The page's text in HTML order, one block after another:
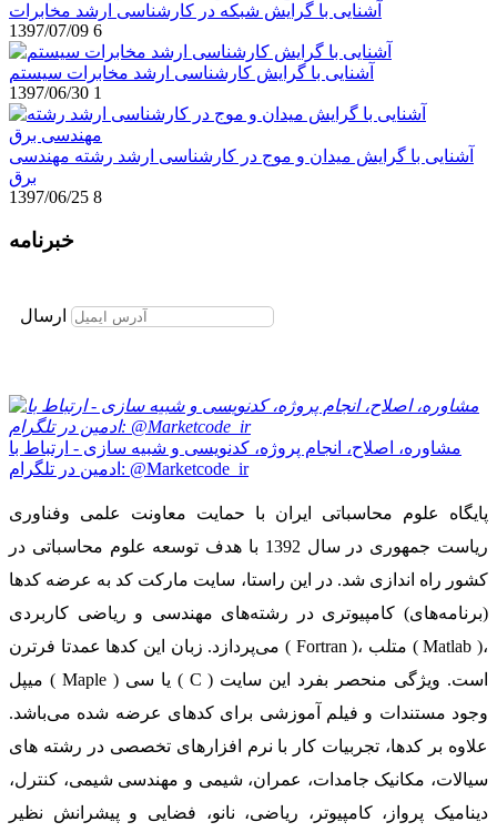
آشنایی با گرایش شبکه در کارشناسی ارشد مخابرات
1397/07/09 6
آشنایی با گرایش کارشناسی ارشد مخابرات سیستم
1397/06/30 1
آشنایی با گرایش میدان و موج در کارشناسی ارشد رشته مهندسی
برق
1397/06/25 8
خبرنامه
ارسال
مشاوره، اصلاح، انجام پروژه، کدنویسی و شبیه سازی - ارتباط با
ادمین در تلگرام: @Marketcode_ir
پایگاه علوم محاسباتی ایران با حمایت معاونت علمی وفناوری
ریاست جمهوری در سال 1392 با هدف توسعه علوم محاسباتی در
کشور راه اندازی شد. در این راستا، سایت مارکت کد به عرضه کدها
(برنامه‌های) کامپیوتری در رشته‌های مهندسی و ریاضی کاربردی
می‌پردازد. زبان این کدها عمدتا فرترن ( Fortran )، متلب ( Matlab )،
میپل ( Maple ) یا سی ( C ) است. ویژگی منحصر بفرد این سایت
وجود مستندات و فیلم آموزشی برای کدهای عرضه شده می‌باشد.
علاوه بر کدها، تجربیات کار با نرم افزارهای تخصصی در رشته های
سیالات، مکانیک جامدات، عمران، شیمی و مهندسی شیمی، کنترل،
دینامیک پرواز، کامپیوتر، ریاضی، نانو، فضایی و پیشرانش نظیر